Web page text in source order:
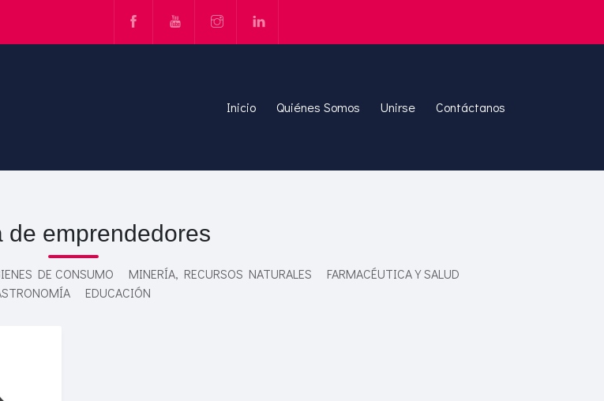
Inicio Quiénes Somos Unirse Contáctanos
de emprendedores
DE CONSUMO MINERÍA, RECURSOS NATURALES
FARMACÉUTICA Y SALUD
EDUCACIÓN